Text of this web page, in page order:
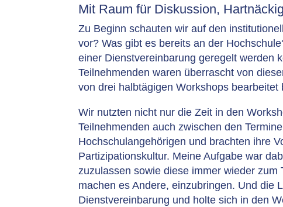
Mit Raum für Diskussion,
Zu Beginn schauten wir auf den
vor? Was gibt es bereits an der
einer Dienstvereinbarung geregelt werden
Teilnehmenden waren überrascht von
von drei halbtägigen Workshops bearbeitet
Wir nutzten nicht nur die Zeit in den
Teilnehmenden auch zwischen den
Hochschulangehörigen und brachten ihre
Partizipationskultur. Meine Aufgabe war
zuzulassen sowie diese immer wieder
machen es Andere, einzubringen. Und die
Dienstvereinbarung und holte sich in den